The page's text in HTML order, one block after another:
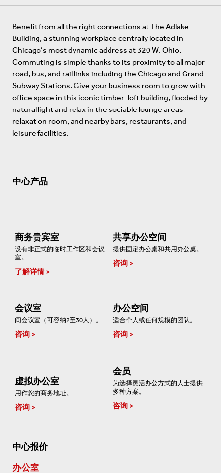
Benefit from all the right connections at The Adlake
Building, a stunning workplace centrally located in
Chicago’s most dynamic address at 320 W. Ohio.
Commuting is simple thanks to its proximity to all major
road, bus, and rail links including the Chicago and Grand
Subway Stations. Give your business room to grow with
office space in this iconic timber-loft building, flooded by
natural light and relax in the sociable lounge areas,
relaxation room, and nearby bars, restaurants, and
leisure facilities.
中心产品
商务贵宾室
设有非正式的临时工作区和会议
室。
了解详情
共享办公空间
提供固定办公桌和共用办公桌。
咨询
会议室
间会议室（可容纳2至30人）。
咨询
办公空间
适合个人或任何规模的团队。
咨询
虚拟办公室
用作您的商务地址。
咨询
会员
为选择灵活办公方式的人士提供
多种方案。
咨询
中心报价
办公室